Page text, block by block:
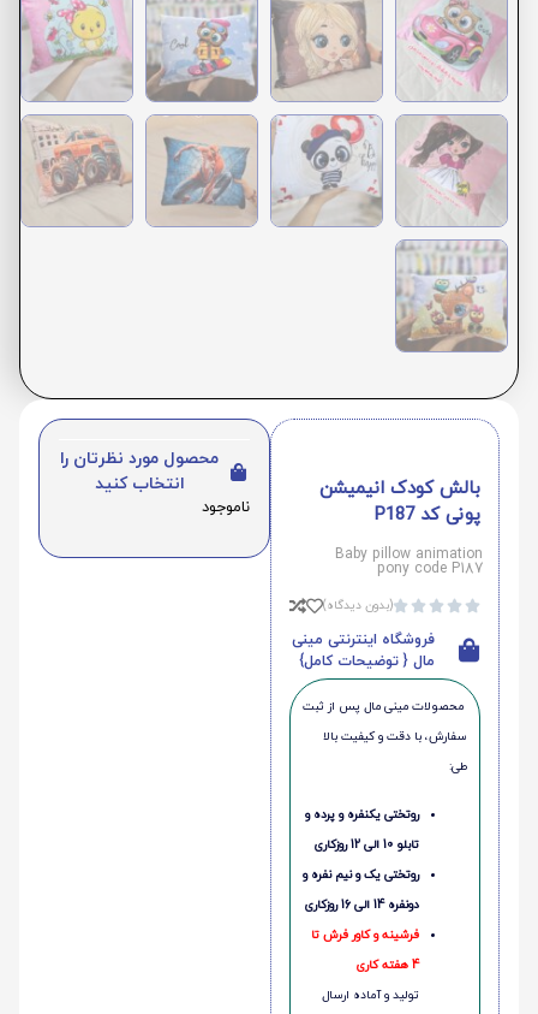
بالش کودک انیمیشن
پونی کد P187
Baby pillow animation
pony code P187




(بدون دیدگاه)
فروشگاه اینترنتی مینی
مال { توضیحات کامل}
محصولات مینی‌ مال پس از ثبت
سفارش، با دقت و کیفیت بالا
طی:
روتختی یکنفره و پرده و
تابلو 10 الی 12 روزکاری
روتختی یک و نیم نفره و
دونفره 14 الی 16 روزکاری
فرشینه و کاور فرش تا
4 هفته کاری
تولید و آماده ارسال
محصول مورد نظرتان را
انتخاب کنید
ناموجود